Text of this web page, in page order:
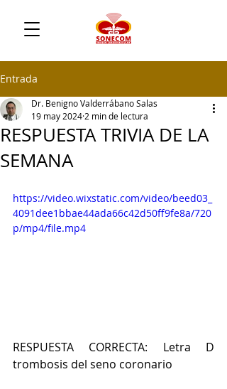
Entrada
RESPUESTA TRIVIA DE LA
SEMANA
Dr. Benigno Valderrábano Salas
19 may 2024 2 min de lectura
https://video.wixstatic.com/video/beed03_
4091dee1bbae44ada66c42d50ff9fe8a/720
p/mp4/file.mp4
RESPUESTA CORRECTA: Letra D
trombosis del seno coronario